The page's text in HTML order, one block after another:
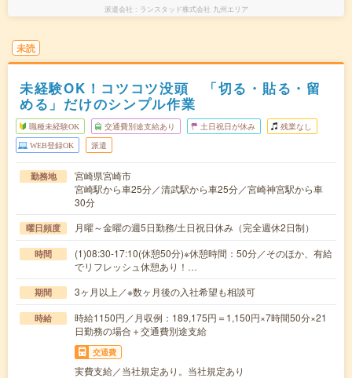
派遣会社 ランスタッド株式会社 九州エリア
未読
未経験OK！コツコツ没頭 「切る・貼る・留
める」だけのシンプル作業
職種未経験OK 交通費別途支給あり 土日祝日が休み 残業なし
WEB登録OK 派遣
勤務地
宮崎県宮崎市
宮崎駅から車25分／清武駅から車25分／宮崎神宮駅から車
30分
曜日頻度 月曜～金曜の週5日勤務/土日祝日休み（完全週休2日制）
時間
(1)08:30-17:10(休憩50分)※休憩時間：50分／そのほか、有給
でリフレッシュ休憩あり！…
期間 3ヶ月以上／※数ヶ月後の入社希望も相談可
時給
時給1150円／月収例：189,175円＝1,150円×7時間50分×21
日勤務の場合＋交通費別途支給
交通費
実費支給／当社規定あり。当社規定あり